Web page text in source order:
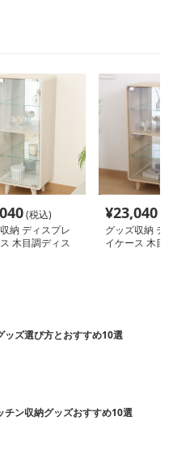
(税込)
納 ディスプレ
木目調ディス
¥23,040
グッズ収納 デ
イケース 木目
ッズ選び方とおすすめ10選
チン収納グッズおすすめ10選